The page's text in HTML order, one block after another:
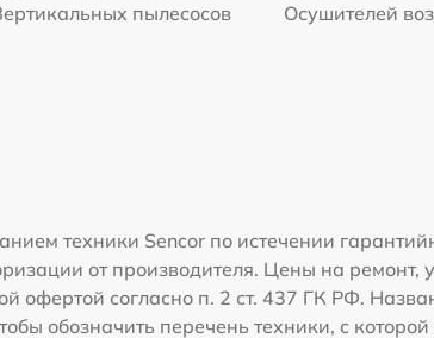
пылесосов
Осушителей
техники Sencor по истечении
от производителя. Цены на ремонт,
офертой согласно п. 2 ст. 437 ГК РФ.
обозначить перечень техники, с